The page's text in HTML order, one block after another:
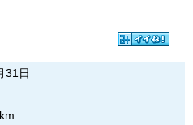
31日